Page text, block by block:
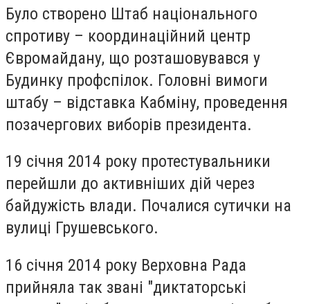
Було створено Штаб національного
спротиву – координаційний центр
Євромайдану, що розташовувався у
Будинку профспілок. Головні вимоги
штабу – відставка Кабміну, проведення
позачергових виборів президента.
19 січня 2014 року протестувальники
перейшли до активніших дій через
байдужість влади. Почалися сутички на
вулиці Грушевського.
16 січня 2014 року Верховна Рада
прийняла так звані "диктаторські